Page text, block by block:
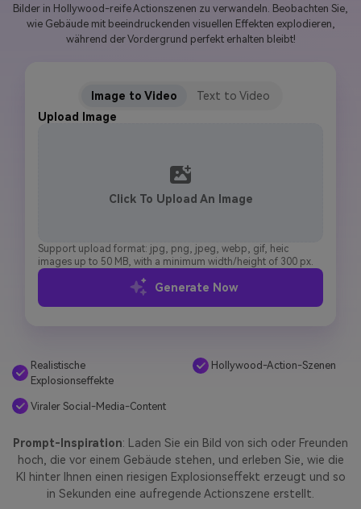
Bilder in Hollywood-reife Actionszenen zu verwandeln. Beobachten Sie,
wie Gebäude mit beeindruckenden visuellen Effekten explodieren,
während der Vordergrund perfekt erhalten bleibt!
Image to Video
Text to Video
Upload Image
Click To Upload An Image
Support upload format: jpg, png, jpeg, webp, gif, heic
images up to 50 MB, with a minimum width/height of 300 px.
Generate Now
Realistische
Explosionseffekte
Hollywood-Action-Szenen
Viraler Social-Media-Content
Prompt-Inspiration: Laden Sie ein Bild von sich oder Freunden
hoch, die vor einem Gebäude stehen, und erleben Sie, wie die
KI hinter Ihnen einen riesigen Explosionseffekt erzeugt und so
in Sekunden eine aufregende Actionszene erstellt.